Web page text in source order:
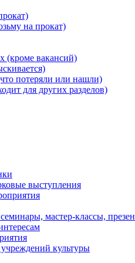
на прокат)
(кроме вакансий)
потеряли или нашли)
для других разделов)
выступления
мастер-классы,
культуры